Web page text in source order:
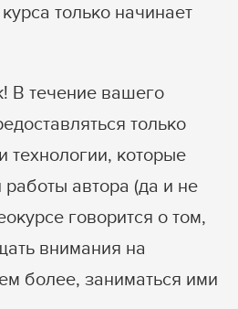
только начинает
В течение вашего
только
технологии, которые
автора (да и не
говорится о том,
внимания на
более, заниматься ими